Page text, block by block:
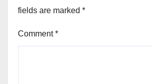
fields are marked *
Comment*